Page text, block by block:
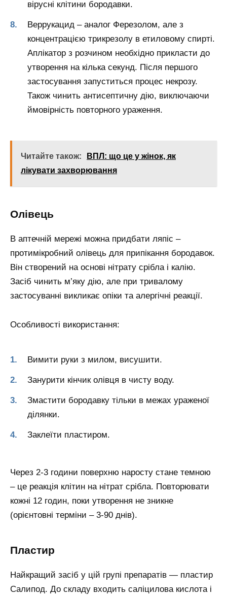
вірусні клітини бородавки.
Веррукацид – аналог Ферезолом, але з
концентрацією трикрезолу в етиловому спирті.
Аплікатор з розчином необхідно прикласти до
утворення на кілька секунд. Після першого
застосування запуститься процес некрозу.
Також чинить антисептичну дію, виключаючи
ймовірність повторного ураження.
Читайте також:
ВПЛ: що це у жінок, як
лікувати захворювання
Олівець
В аптечній мережі можна придбати ляпіс –
протимікробний олівець для припікання бородавок.
Він створений на основі нітрату срібла і калію.
Засіб чинить м’яку дію, але при тривалому
застосуванні викликає опіки та алергічні реакції.
Особливості використання:
Вимити руки з милом, висушити.
Занурити кінчик олівця в чисту воду.
Змастити бородавку тільки в межах ураженої
ділянки.
Заклеїти пластиром.
Через 2-3 години поверхню наросту стане темною
– це реакція клітин на нітрат срібла. Повторювати
кожні 12 годин, поки утворення не зникне
(орієнтовні терміни – 3-90 днів).
Пластир
Найкращий засіб у цій групі препаратів — пластир
Салипод. До складу входить саліцилова кислота і